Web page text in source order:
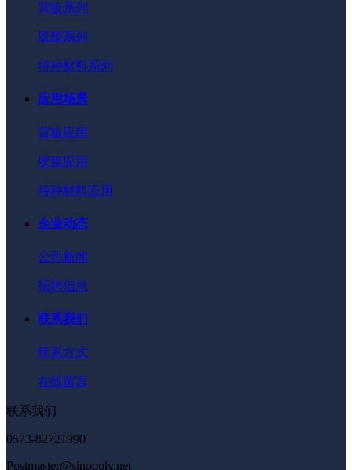
背板系列
胶膜系列
特种材料系列
应用场景
背板应用
胶膜应用
特种材料应用
企业动态
公司新闻
招聘信息
联系我们
联系方式
在线留言
联系我们
0573-82721990
Postmaster@sinopoly.net